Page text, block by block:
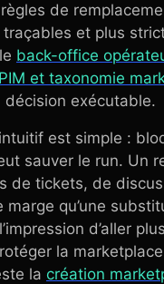
de
traçables et plus
back-office
et taxonomie
décision exécutable.
est simple :
sauver le run. Un
de tickets, de
marge qu’une
d’aller
la
la création